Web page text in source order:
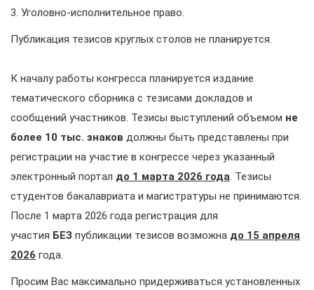
3. Уголовно-исполнительное право.
Публикация тезисов круглых столов не планируется.
К началу работы конгресса планируется издание
тематического сборника с тезисами докладов и
сообщений участников. Тезисы выступлений объемом не
более 10 тыс. знаков должны быть представлены при
регистрации на участие в конгрессе через указанный
электронный портал до 1 марта 2026 года. Тезисы
студентов бакалавриата и магистратуры не принимаются.
После 1 марта 2026 года регистрация для
участия БЕЗ публикации тезисов возможна до 15 апреля
2026 года.
Просим Вас максимально придерживаться установленных